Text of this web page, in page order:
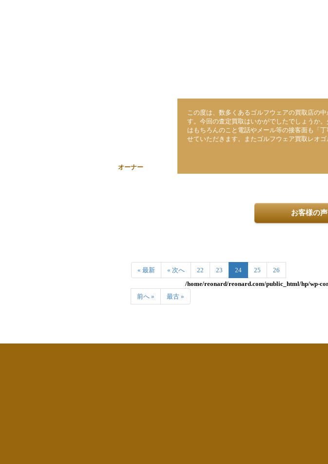
オーナー
この度は、数多くあるゴルフウェアの買取店の
す。今回の査定買取はいかがでしたでしょうか
はもちろんのこと電話やメール等の接客面も「
せていただきます。またゴルフウェア買取レオ
お客様の
« 最新 « 次へ 22 23 24 25 26
/home/reonard/reonard.com/public_html/hp/wp-
前へ »
最古 »